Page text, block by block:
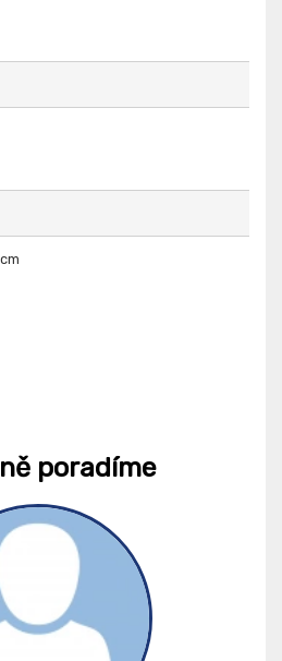
poradíme